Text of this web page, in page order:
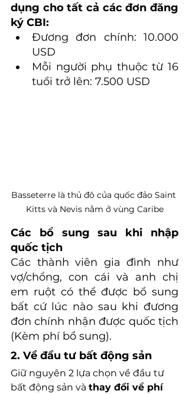
dụng cho tất cả các đơn đăng
ký CBI:
Đương đơn chính: 10.000
USD
Mỗi người phụ thuộc từ 16
tuổi trở lên: 7.500 USD
Basseterre là thủ đô của quốc đảo Saint
Kitts và Nevis nằm ở vùng Caribe
Các bổ sung sau khi nhập
quốc tịch
Các thành viên gia đình như
vợ/chồng, con cái và anh chị
em ruột có thể được bổ sung
bất cứ lúc nào sau khi đương
đơn chính nhận được quốc tịch
(Kèm phí bổ sung).
2. Về đầu tư bất động sản
Giữ nguyên 2 lựa chọn về đầu tư
bất động sản và thay đổi về phí